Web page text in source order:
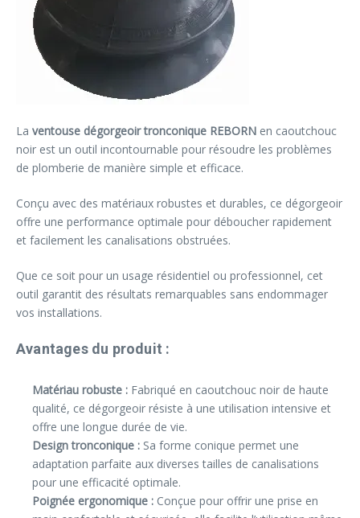
La ventouse dégorgeoir tronconique REBORN en caoutchouc
noir est un outil incontournable pour résoudre les problèmes
de plomberie de manière simple et efficace.
Conçu avec des matériaux robustes et durables, ce dégorgeoir
offre une performance optimale pour déboucher rapidement
et facilement les canalisations obstruées.
Que ce soit pour un usage résidentiel ou professionnel, cet
outil garantit des résultats remarquables sans endommager
vos installations.
Avantages du produit :
Matériau robuste : Fabriqué en caoutchouc noir de haute
qualité, ce dégorgeoir résiste à une utilisation intensive et
offre une longue durée de vie.
Design tronconique : Sa forme conique permet une
adaptation parfaite aux diverses tailles de canalisations
pour une efficacité optimale.
Poignée ergonomique : Conçue pour offrir une prise en